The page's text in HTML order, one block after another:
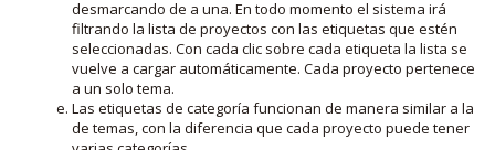
desmarcando de a una. En todo momento el sistema irá
filtrando la lista de proyectos con las etiquetas que estén
seleccionadas. Con cada clic sobre cada etiqueta la lista se
vuelve a cargar automáticamente. Cada proyecto pertenece
a un solo tema.
Las etiquetas de categoría funcionan de manera similar a la
de temas, con la diferencia que cada proyecto puede tener